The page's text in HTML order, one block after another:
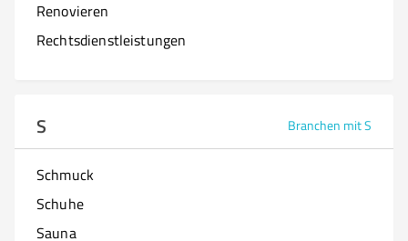
Renovieren
Rechtsdienstleistungen
S Branchen mit S
Schmuck
Schuhe
Sauna